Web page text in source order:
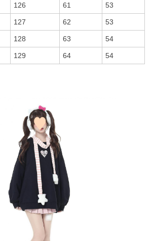
126 61 53
127 62 53
128 63 54
129 64 54